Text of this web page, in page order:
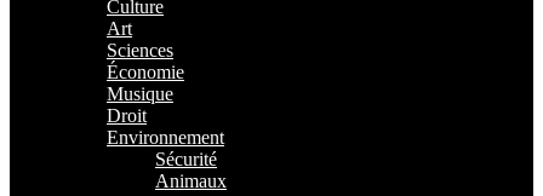
Culture
Art
Sciences
Économie
Musique
Droit
Environnement
Sécurité
Animaux